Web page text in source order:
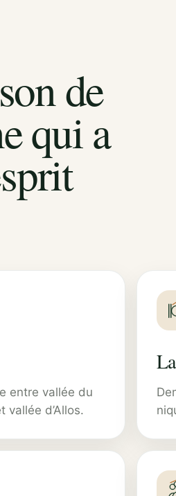
de
qui a
entre vallée du
vallée d’Allos.